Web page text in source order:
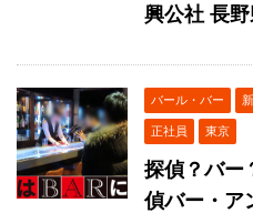
興公社 長
バール・バー
正社員 東京
探偵？バー
偵バー・ア